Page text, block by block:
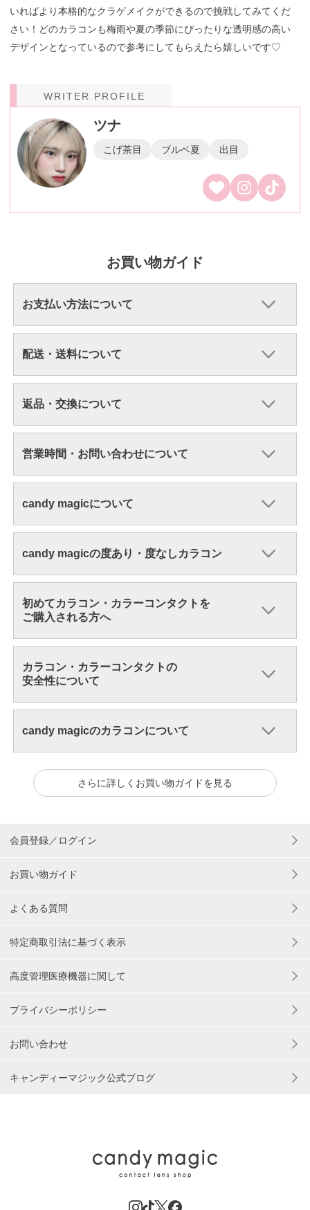
いればより本格的なクラゲメイクができるので挑戦してみてくだ
さい！どのカラコンも梅雨や夏の季節にぴったりな透明感の高い
デザインとなっているので参考にしてもらえたら嬉しいです♡
WRITER PROFILE
ツナ
こげ茶目 ブルベ夏 出目
お買い物ガイド
お支払い方法について
配送・送料について
返品・交換について
営業時間・お問い合わせについて
candy magicについて
candy magicの度あり・度なしカラコン
初めてカラコン・カラーコンタクトを
ご購入される方へ
カラコン・カラーコンタクトの
安全性について
candy magicのカラコンについて
さらに詳しくお買い物ガイドを見る
会員登録／ログイン
お買い物ガイド
よくある質問
特定商取引法に基づく表示
高度管理医療機器に関して
プライバシーポリシー
お問い合わせ
キャンディーマジック公式ブログ